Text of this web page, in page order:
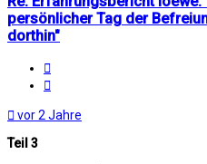
persönlicher Tag der
dorthin"
vor 2 Jahre
Teil 3